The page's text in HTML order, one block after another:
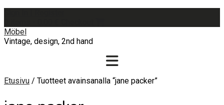
content
Möbel
Vintage, design, 2nd hand
Etusivu / Tuotteet avainsanalla “jane packer”